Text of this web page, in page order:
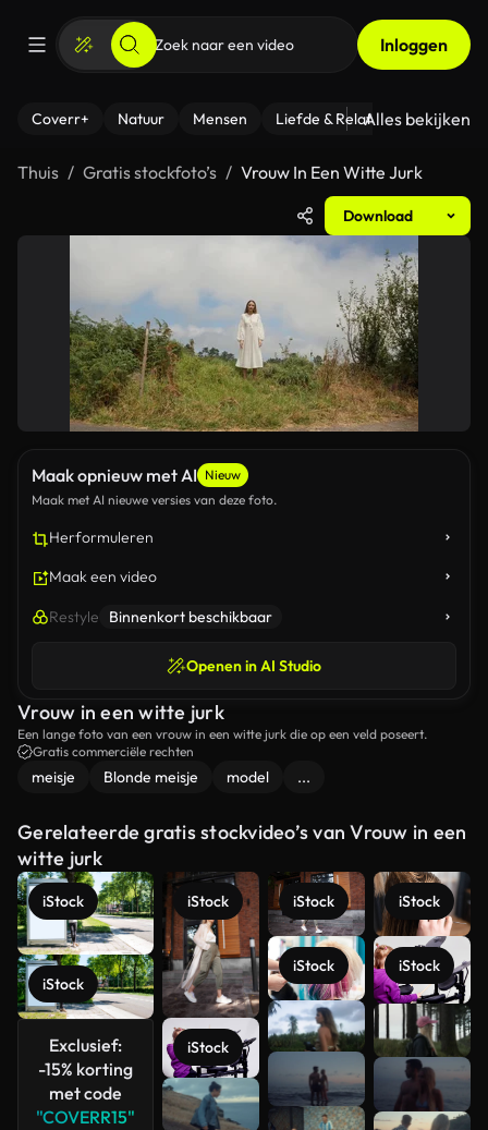
Inloggen
Coverr+ Natuur Mensen Liefde & Relaties - Fitness
Alles bekijken
Thuis Gratis stockfoto’s Vrouw In Een Witte Jurk
Download
Maak opnieuw met AI Nieuw
Maak met AI nieuwe versies van deze foto.
Herformuleren
Maak een video
Restyle Binnenkort beschikbaar
Openen in AI Studio
Vrouw in een witte jurk
Een lange foto van een vrouw in een witte jurk die op een veld poseert.
Gratis commerciële rechten
meisje Blonde meisje model ...
Gerelateerde gratis stockvideo’s van Vrouw in een
witte jurk
iStock
iStock
Exclusief:
-15% korting
met code
"COVERR15"
iStock
iStock
iStock
iStock
iStock
iStock
Meer
bekijken